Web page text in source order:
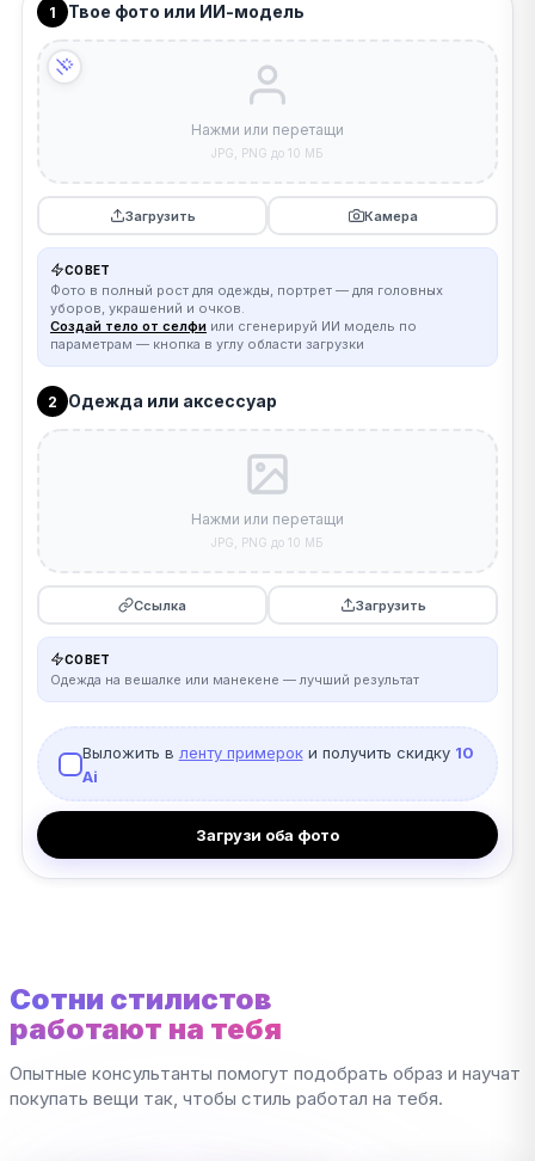
1 Твое фото или ИИ-модель
Нажми или перетащи
JPG, PNG до 10 МБ
Загрузить Камера
СОВЕТ
Фото в полный рост для одежды, портрет — для головных
уборов, украшений и очков.
Создай тело от селфи или сгенерируй ИИ модель по
параметрам — кнопка в углу области загрузки
2 Одежда или аксессуар
Нажми или перетащи
JPG, PNG до 10 МБ
Ссылка Загрузить
СОВЕТ
Одежда на вешалке или манекене — лучший результат
Выложить в ленту примероки получить скидку 10
Ai
Загрузи оба фото
Сотни стилистов
работают на тебя
Опытные консультанты помогут подобрать образ и научат
покупать вещи так, чтобы стиль работал на тебя.